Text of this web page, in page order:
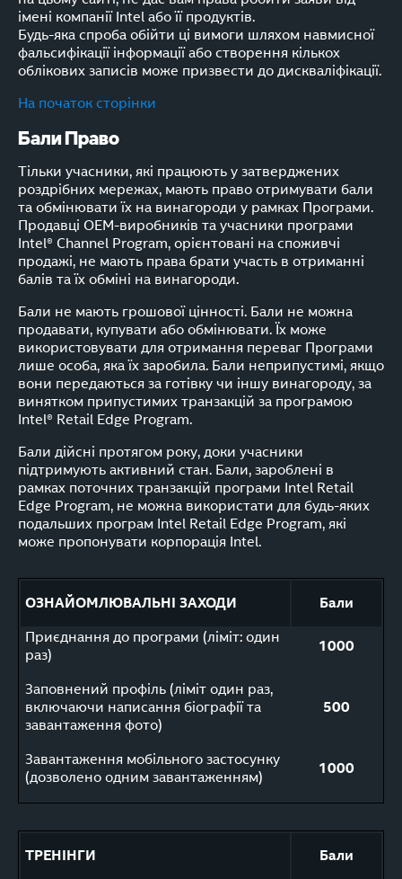
імені компанії Intel або її продуктів.
Будь-яка спроба обійти ці вимоги шляхом навмисної
фальсифікації інформації або створення кількох
облікових записів може призвести до дискваліфікації.
На початок сторінки
Бали Право
Тільки учасники, які працюють у затверджених
роздрібних мережах, мають право отримувати бали
та обмінювати їх на винагороди у рамках Програми.
Продавці OEM-виробників та учасники програми
Intel® Channel Program, орієнтовані на споживчі
продажі, не мають права брати участь в отриманні
балів та їх обміні на винагороди.
Бали не мають грошової цінності. Бали не можна
продавати, купувати або обмінювати. Їх може
використовувати для отримання переваг Програми
лише особа, яка їх заробила. Бали неприпустимі, якщо
вони передаються за готівку чи іншу винагороду, за
винятком припустимих транзакцій за програмою
Intel® Retail Edge Program.
Бали дійсні протягом року, доки учасники
підтримують активний стан. Бали, зароблені в
рамках поточних транзакцій програми Intel Retail
Edge Program, не можна використати для будь-яких
подальших програм Intel Retail Edge Program, які
може пропонувати корпорація Intel.
ОЗНАЙОМЛЮВАЛЬНІ ЗАХОДИ
Бали
Приєднання до програми (ліміт: один
раз)
1000
Заповнений профіль (ліміт один раз,
включаючи написання біографії та
завантаження фото)
500
Завантаження мобільного застосунку
(дозволено одним завантаженням)
1000
ТРЕНІНГИ
Бали